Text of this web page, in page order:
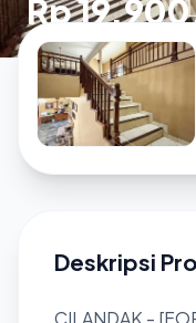
Rp
Deskripsi
CILANDAK -